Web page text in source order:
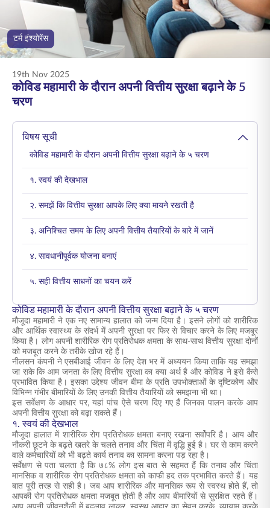
ENGLISH
ऑनलाइन खरीदें प्रीमियम भुगतान करें
टर्म इंश्योरेंस
19th Nov 2025
कोविड महामारी के दौरान अपनी वित्तीय सुरक्षा बढ़ाने के 5
चरण
विषय सूची
कोविड महामारी के दौरान अपनी वित्तीय सुरक्षा बढ़ाने के ५ चरण
१. स्वयं की देखभाल
२. समझें कि वित्तीय सुरक्षा आपके लिए क्या मायने रखती है
३. अनिश्चित समय के लिए अपनी वित्तीय तैयारियों के बारे में जानें
४. सावधानीपूर्वक योजना बनाएं
५. सही वित्तीय साधनों का चयन करें
कोविड महामारी के दौरान अपनी वित्तीय सुरक्षा बढ़ाने के ५ चरण
मौजूदा महामारी ने एक नए सामान्य हालात को जन्म दिया है। इसने लोगों को शारीरिक
और आर्थिक स्वास्थ्य के संदर्भ में अपनी सुरक्षा पर फिर से विचार करने के लिए मजबूर
किया है। लोग अपनी शारीरिक रोग प्रतिरोधक क्षमता के साथ-साथ वित्तीय सुरक्षा दोनों
को मजबूत करने के तरीके खोज रहे हैं।
नीलसन कंपनी ने एसबीआई जीवन के लिए देश भर में अध्ययन किया ताकि यह समझा
जा सके कि आम जनता के लिए वित्तीय सुरक्षा का क्या अर्थ है और कोविड ने इसे कैसे
प्रभावित किया है। इसका उद्देश्य जीवन बीमा के प्रति उपभोक्ताओं के दृष्टिकोण और
विभिन्न गंभीर बीमारियों के लिए उनकी वित्तीय तैयारियों को समझना भी था।
इस सर्वेक्षण के आधार पर, यहां पांच ऐसे चरण दिए गए हैं जिनका पालन करके आप
अपनी वित्तीय सुरक्षा को बढ़ा सकते हैं।
१. स्वयं की देखभाल
मौजूदा हालात में शारीरिक रोग प्रतिरोधक क्षमता बनाए रखना सर्वोपरि है। आय और
नौकरी छूटने के बढ़ते खतरे के चलते तनाव और चिंता में वृद्धि हुई है। घर से काम करने
वाले कर्मचारियों को भी बढ़ते कार्य तनाव का सामना करना पड़ रहा है।
सर्वेक्षण से पता चलता है कि ७८% लोग इस बात से सहमत हैं कि तनाव और चिंता
मानसिक व शारीरिक रोग प्रतिरोधक क्षमता को काफी हद तक प्रभावित करते हैं। यह
बात पूरी तरह से सही है। जब आप शारीरिक और मानसिक रूप से स्वस्थ होते हैं, तो
आपकी रोग प्रतिरोधक क्षमता मजबूत होती है और आप बीमारियों से सुरक्षित रहते हैं।